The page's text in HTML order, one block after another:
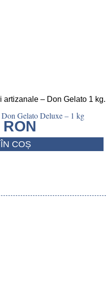
Gelato Deluxe – 1 kg
RON
COȘ